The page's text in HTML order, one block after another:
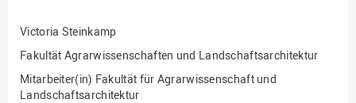
Fakultät Management,
Kultur und Technik
Fakultät Wirtschafts- und
Sozialwissenschaften
Victoria Steinkamp
Fakultät Agrarwissenschaften und Landschaftsarchitektur
Mitarbeiter(in) Fakultät für Agrarwissenschaft und
Landschaftsarchitektur